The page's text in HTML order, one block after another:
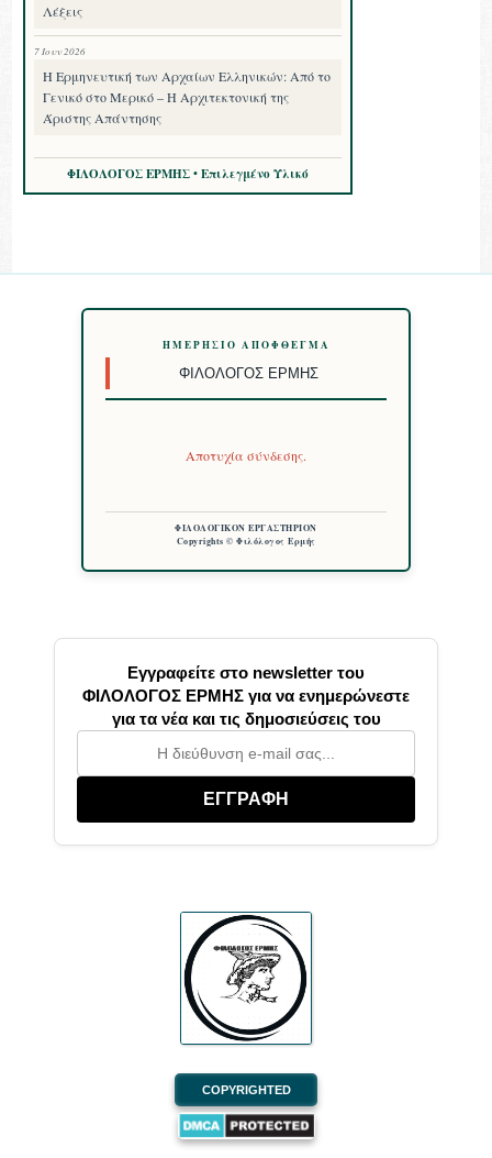
Λέξεις
7 Ιουν 2026
Η Ερμηνευτική των Αρχαίων Ελληνικών: Από το
Γενικό στο Μερικό – Η Αρχιτεκτονική της
Άριστης Απάντησης
ΦΙΛΟΛΟΓΟΣ ΕΡΜΗΣ • Επιλεγμένο Υλικό
ΗΜΕΡΉΣΙΟ ΑΠΌΦΘΕΓΜΑ
ΦΙΛΌΛΟΓΟΣ ΕΡΜΉΣ
Αποτυχία σύνδεσης.
ΦΙΛΟΛΟΓΙΚΟΝ ΕΡΓΑΣΤΗΡΙΟΝ
Copyrights © Φιλόλογος Ερμής
Εγγραφείτε στο newsletter του
ΦΙΛΟΛΟΓΟΣ ΕΡΜΗΣ για να ενημερώνεστε
για τα νέα και τις δημοσιεύσεις του
ΕΓΓΡΑΦΗ
COPYRIGHTED